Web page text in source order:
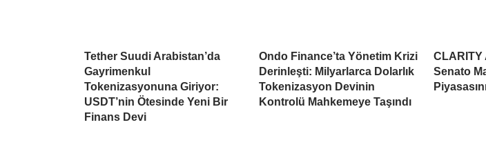
Tether Suudi Arabistan’da
Gayrimenkul
Tokenizasyonuna Giriyor:
USDT’nin Ötesinde Yeni Bir
Finans Devi
Ondo Finance’ta Yönetim Krizi
Derinleşti: Milyarlarca Dolarlık
Tokenizasyon Devinin
Kontrolü Mahkemeye Taşındı
CLARITY
Senato